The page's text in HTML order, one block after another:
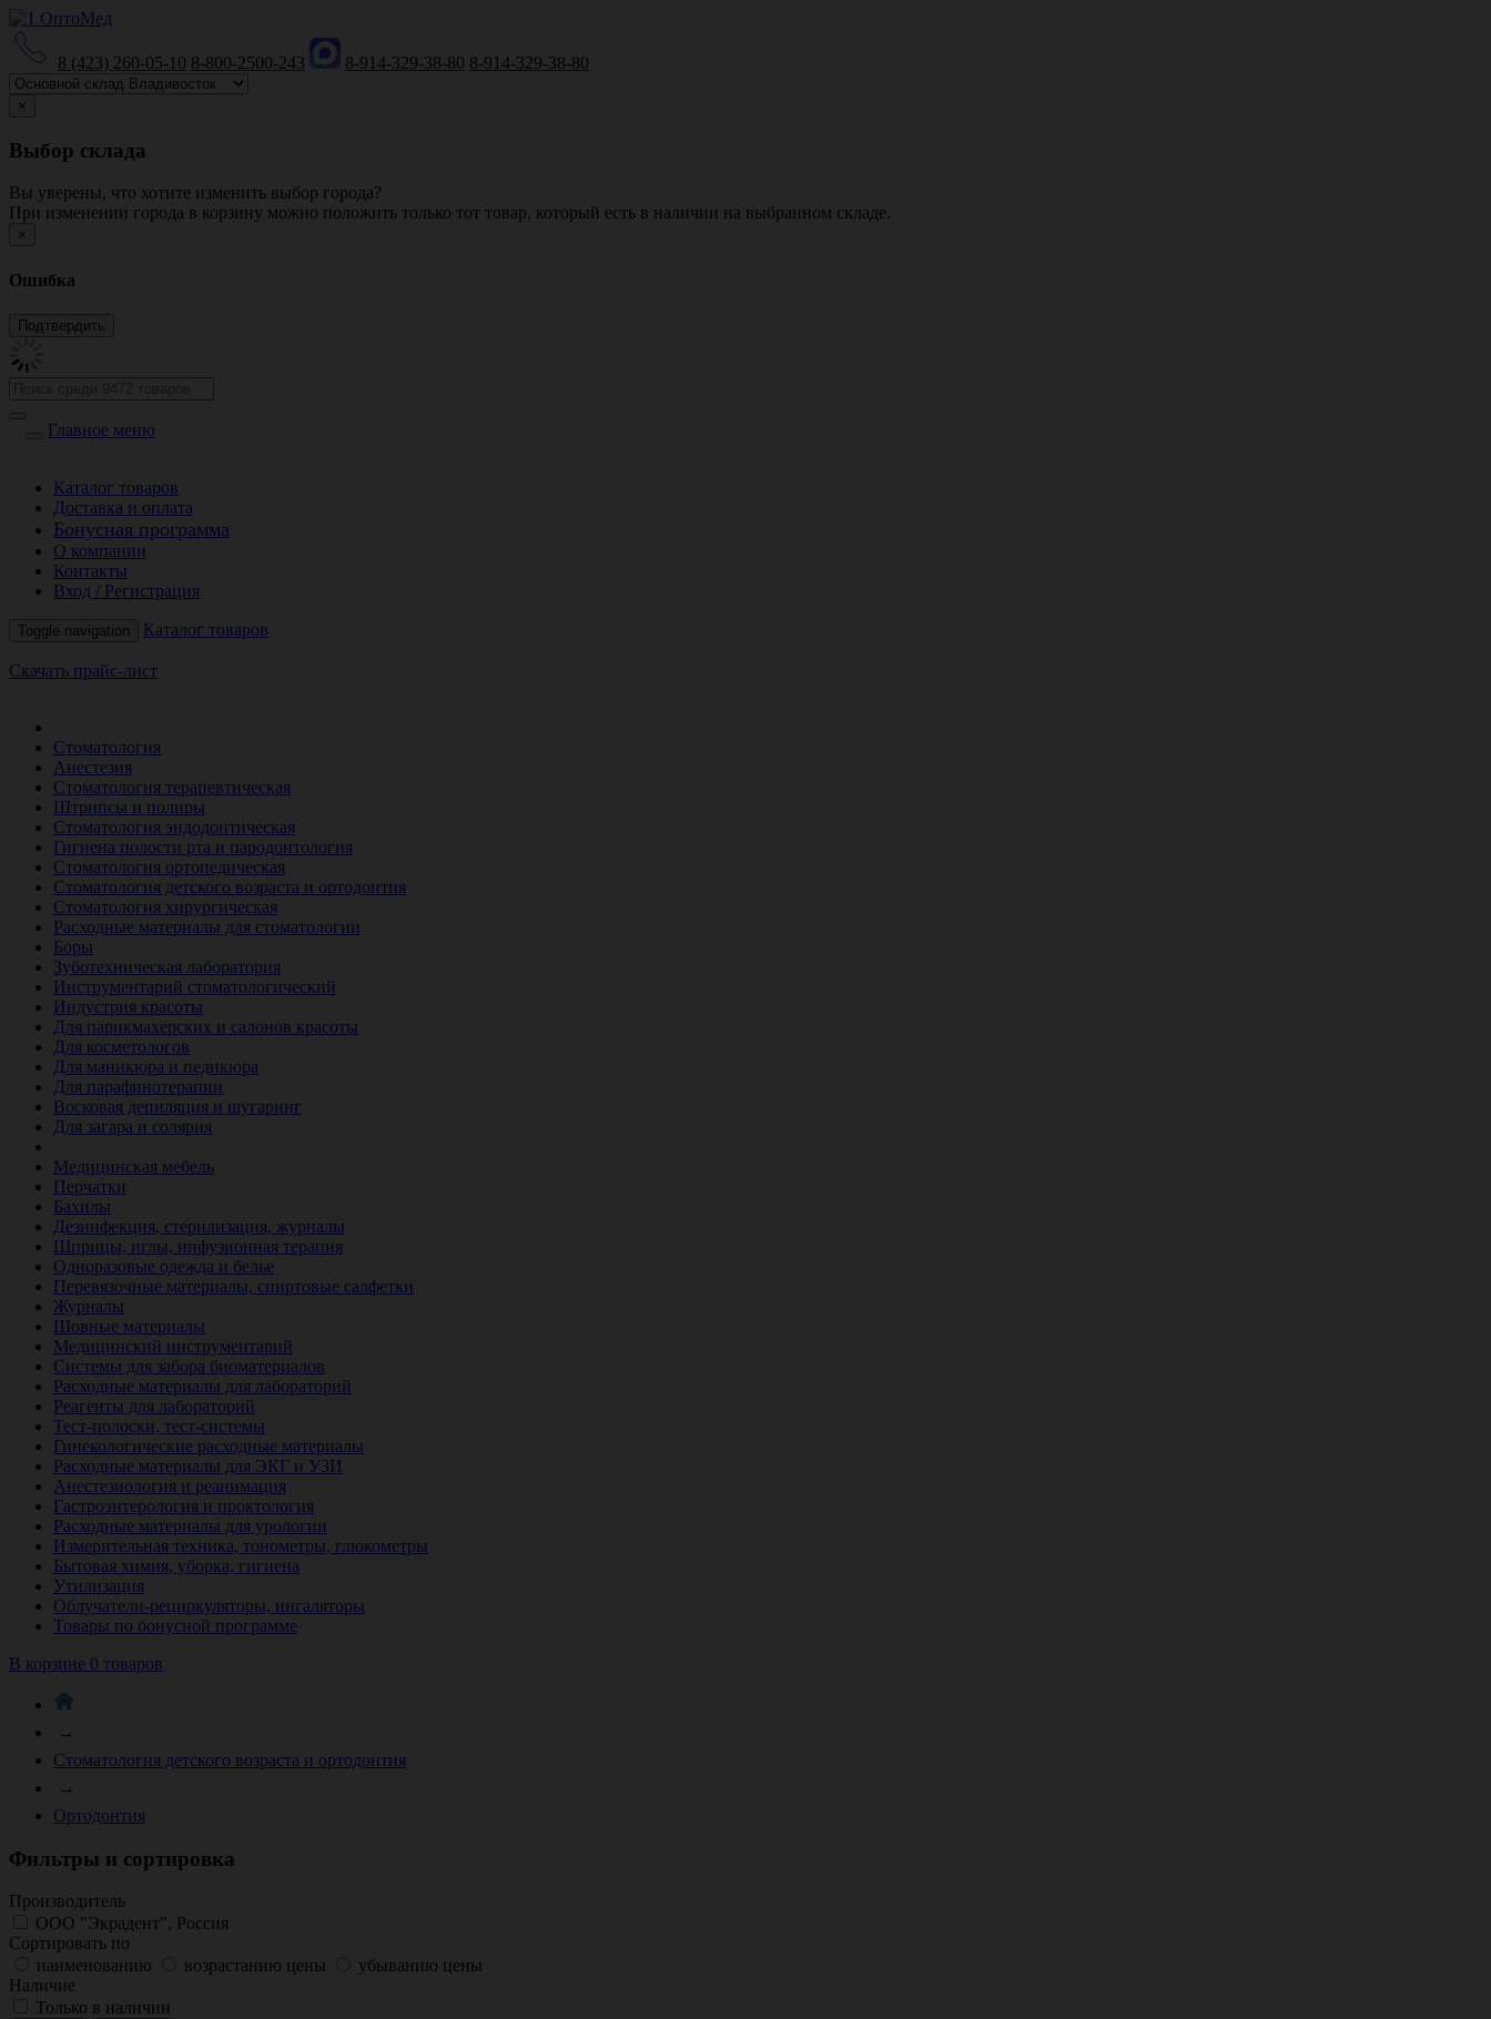
8 (423) 260-05-10 8-800-2500-243 8-914-329-38-80 8-914-329-38-80
×
Выбор склада
Вы уверены, что хотите изменить выбор города?
При изменении города в корзину можно положить только тот товар, который есть в наличии на выбранном складе.
×
Ошибка
Главное меню
Каталог товаров
Доставка и оплата
Бонусная программа
О компании
Контакты
Вход / Регистрация
Toggle navigation Каталог товаров
Скачать прайс-лист
Стоматология
Анестезия
Стоматология терапевтическая
Штрипсы и полиры
Стоматология эндодонтическая
Гигиена полости рта и пародонтология
Стоматология ортопедическая
Стоматология детского возраста и ортодонтия
Стоматология хирургическая
Расходные материалы для стоматологии
Боры
Зуботехническая лаборатория
Инструментарий стоматологический
Индустрия красоты
Для парикмахерских и салонов красоты
Для косметологов
Для маникюра и педикюра
Для парафинотерапии
Восковая депиляция и шугаринг
Для загара и солярия
Медицинская мебель
Перчатки
Бахилы
Дезинфекция, стерилизация, журналы
Шприцы, иглы, инфузионная терапия
Одноразовые одежда и белье
Перевязочные материалы, спиртовые салфетки
Журналы
Шовные материалы
Медицинский инструментарий
Системы для забора биоматериалов
Расходные материалы для лабораторий
Реагенты для лабораторий
Тест-полоски, тест-системы
Гинекологические расходные материалы
Расходные материалы для ЭКГ и УЗИ
Анестезиология и реанимация
Гастроэнтерология и проктология
Расходные материалы для урологии
Измерительная техника, тонометры, глюкометры
Бытовая химия, уборка, гигиена
Утилизация
Облучатели-рециркуляторы, ингаляторы
Товары по бонусной программе
В корзине 0 товаров
→
Стоматология детского возраста и ортодонтия
→
Ортодонтия
Фильтры и сортировка
Производитель
ООО "Экрадент", Россия
Сортировать по
наименованию
возрастанию цены
убыванию цены
Наличие
Только в наличии